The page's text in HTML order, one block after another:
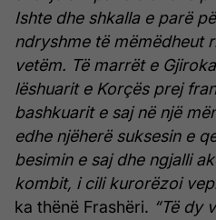
Ishte dhe shkalla e parë
ndryshme të mëmëdheut
vetëm. Të marrët e
lëshuarit e Korçës prej
bashkuarit e saj në një
edhe njëherë suksesin e
besimin e saj dhe ngjalli
kombit, i cili kurorëzoi
ka thënë Frashëri. “Të dy